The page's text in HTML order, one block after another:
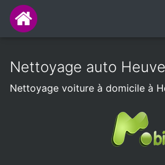
Nettoyage auto
Nettoyage voiture à domicile à